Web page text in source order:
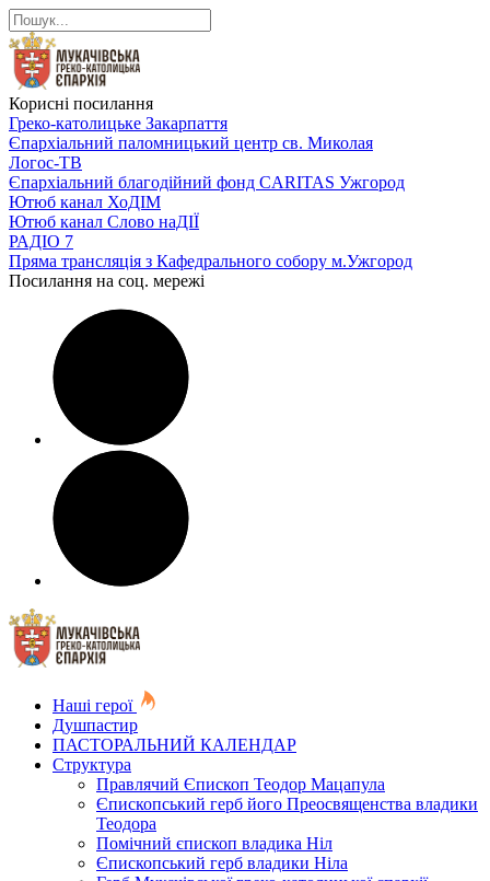
Корисні посилання
Греко-католицьке Закарпаття
Єпархіальний паломницький центр св. Миколая
Логос-ТВ
Єпархіальний благодійний фонд CARITAS Ужгород
Ютюб канал ХоДІМ
Ютюб канал Слово наДІЇ
РАДІО 7
Пряма трансляція з Кафедрального собору м.Ужгород
Посилання на соц. мережі
Наші герої
Душпастир
ПАСТОРАЛЬНИЙ КАЛЕНДАР
Структура
Правлячий Єпископ Теодор Мацапула
Єпископський герб його Преосвященства владики
Теодора
Помічний єпископ владика Ніл
Єпископський герб владики Ніла